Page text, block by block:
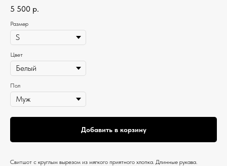
5 500 р.
Размер
Цвет
Пол
Добавить в корзину
Свитшот c круглым вырезом из мягкого приятного хлопка. Длинные рукава.